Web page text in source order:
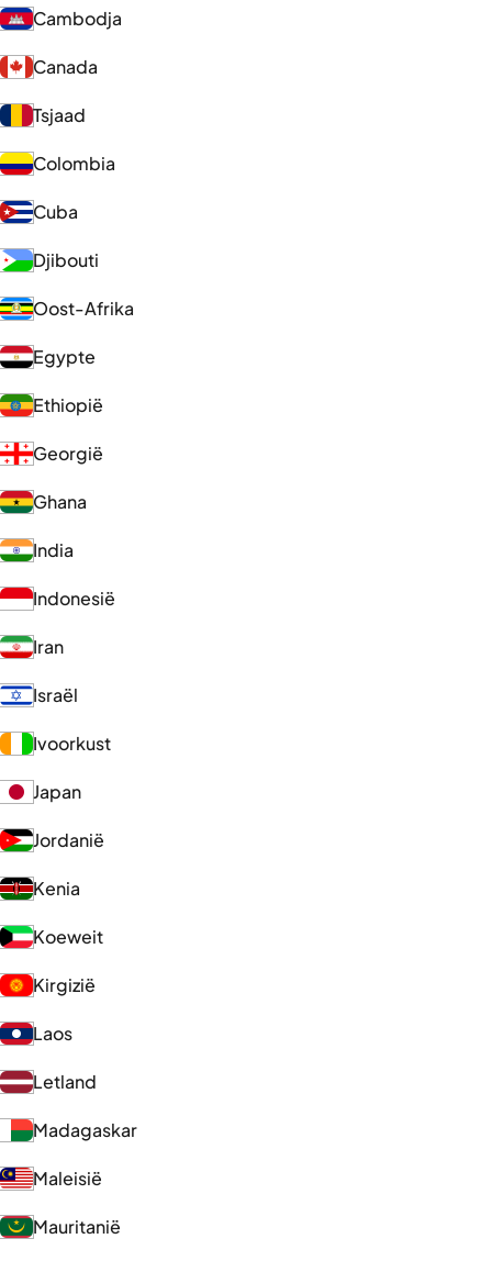
Cambodja
Canada
Tsjaad
Colombia
Cuba
Djibouti
Oost-Afrika
Egypte
Ethiopië
Georgië
Ghana
India
Indonesië
Iran
Israël
Ivoorkust
Japan
Jordanië
Kenia
Koeweit
Kirgizië
Laos
Letland
Madagaskar
Maleisië
Mauritanië